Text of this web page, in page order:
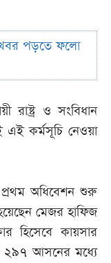
পড়তে ফলো
রাষ্ট্র ও সংবিধান
এই কর্মসূচি নেওয়া
অধিবেশন শুরু
মেজর হাফিজ
হিসেবে কায়সার
২৯৭ আসনের মধ্যে